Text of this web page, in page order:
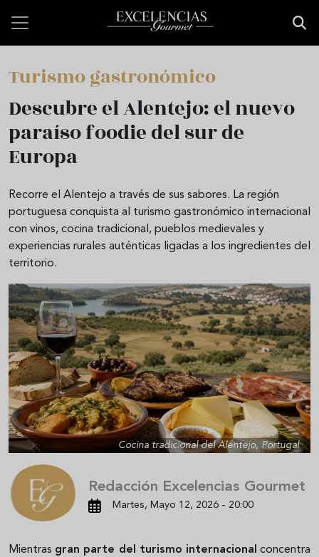
Turismo gastronómico
Descubre el Alentejo: el nuevo
paraíso foodie del sur de
Europa
Recorre el Alentejo a través de sus sabores. La región
portuguesa conquista al turismo gastronómico internacional
con vinos, cocina tradicional, pueblos medievales y
experiencias rurales auténticas ligadas a los ingredientes del
territorio.
Cocina tradicional del Alentejo, Portugal
Redacción Excelencias Gourmet
Martes, Mayo 12, 2026 - 20:00
Mientras gran parte del turismo internacional concentra